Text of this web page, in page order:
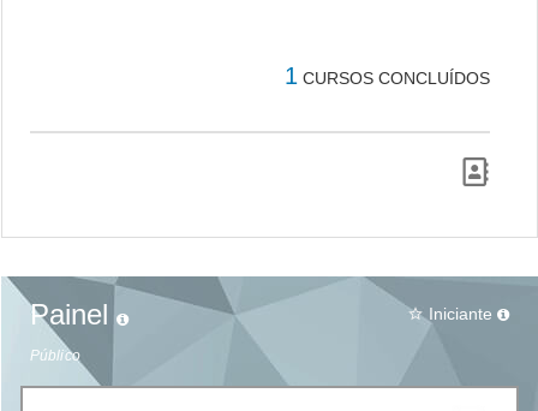
1 CURSOS CONCLUÍDOS
Painel
Público
star_border Iniciante